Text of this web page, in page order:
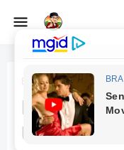
Beranda artikel
Mengenal
Umum dan